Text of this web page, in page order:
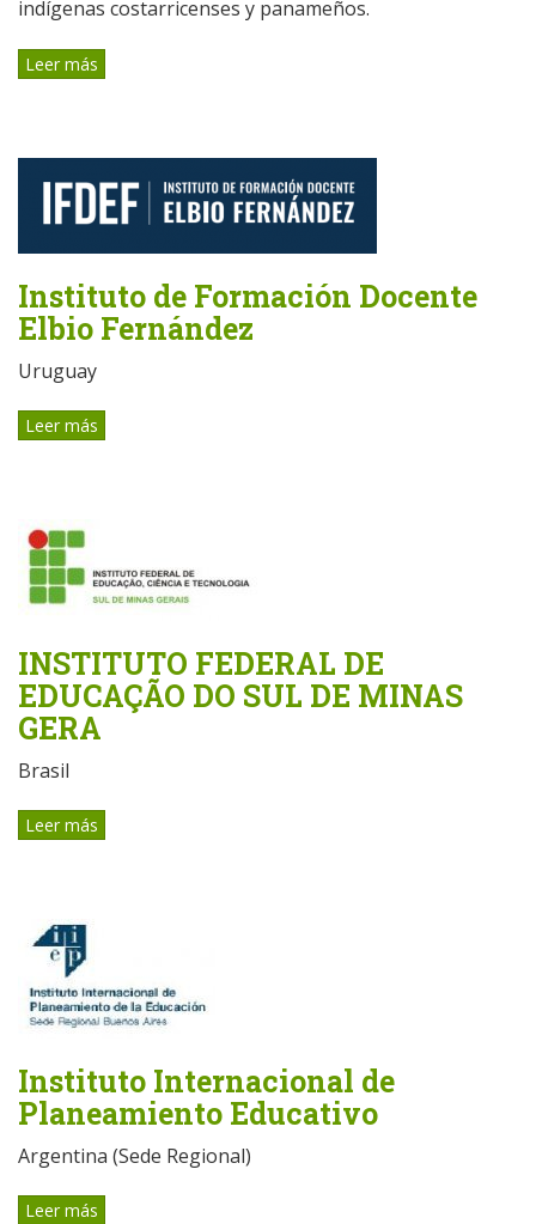
indígenas costarricenses y panameños.
Leer más
Instituto de Formación Docente
Elbio Fernández
Uruguay
Leer más
INSTITUTO FEDERAL DE
EDUCAÇÃO DO SUL DE MINAS
GERA
Brasil
Leer más
Instituto Internacional de
Planeamiento Educativo
Argentina (Sede Regional)
Leer más